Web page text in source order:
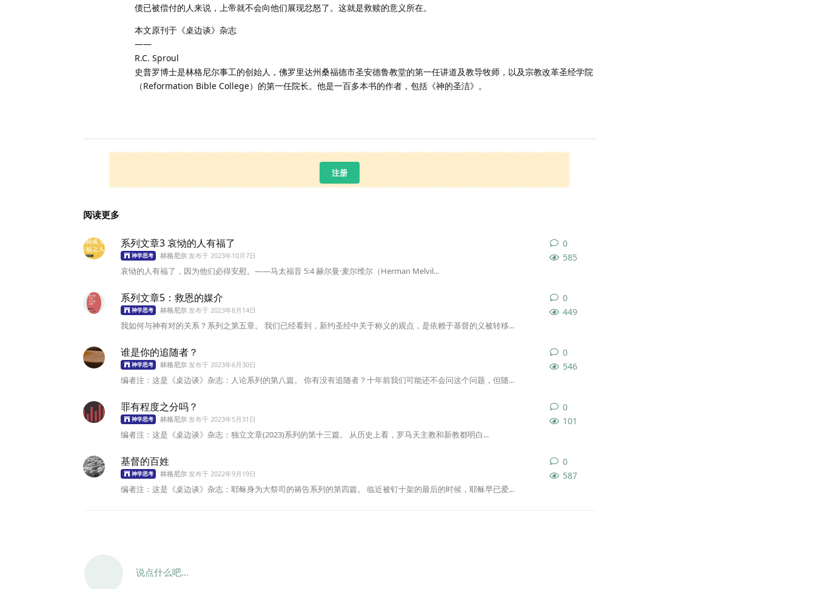
债已被偿付的人来说，上帝就不会向他们展现忿怒了。这就是救赎的意义所在。
本文原刊于《桌边谈》杂志
——
R.C. Sproul
史普罗博士是林格尼尔事工的创始人，佛罗里达州桑福德市圣安德鲁教堂的第一任讲道及教导牧师，以及宗教改革圣经学院
（Reformation Bible College）的第一任院长。他是一百多本书的作者，包括《神的圣洁》。
注册
阅读更多
系列文章3 哀恸的人有福了
神学思考 林格尼尔 发布于2023年10月7日 585
哀恸的人有福了，因为他们必得安慰。——马太福音 5:4 赫尔曼·麦尔维尔（Herman Melvil...
0
系列文章5：救恩的媒介
神学思考 林格尼尔 发布于2023年8月14日 449
我如何与神有对的关系？系列之第五章。 我们已经看到，新约圣经中关于称义的观点，是依赖于基督的义被转移...
0
谁是你的追随者？
神学思考 林格尼尔 发布于2023年6月30日 546
编者注：这是《桌边谈》杂志：人论系列的第八篇。 你有没有追随者？十年前我们可能还不会问这个问题，但随...
0
罪有程度之分吗？
神学思考 林格尼尔 发布于2023年5月31日 101
编者注：这是《桌边谈》杂志：独立文章(2023)系列的第十三篇。 从历史上看，罗马天主教和新教都明白...
0
基督的百姓
神学思考 林格尼尔 发布于2022年9月19日 587
编者注：这是《桌边谈》杂志：耶稣身为大祭司的祷告系列的第四篇。 临近被钉十架的最后的时候，耶稣早已爱...
0
说点什么吧...